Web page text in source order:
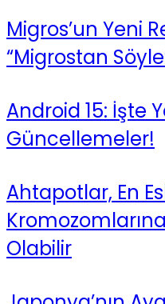
Migros’un Yeni
“Migrostan
Android 15: İşte
Güncellemeler!
Ahtapotlar, En
Olabilir